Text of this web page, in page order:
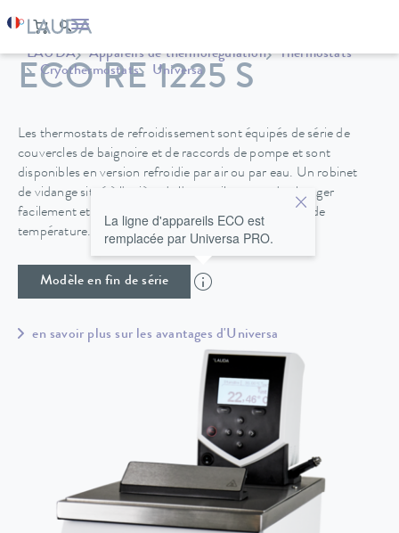
LAUDA Appareils de thermorégulation
Thermostats
Cryothermostats
Universa
ECO RE 1225 S
Les thermostats de refroidissement sont équipés de série de
couvercles de baignoire et de raccords de pompe et sont
disponibles en version refroidie par air ou par eau. Un robinet
de vidange situé à l'arrière de l'appareil permet de changer
facilement et en toute sécurité le fluide de régulation de
température.
Modèle en fin de série
La ligne d'appareils ECO est
remplacée par Universa PRO.
en savoir plus sur les avantages d'Universa